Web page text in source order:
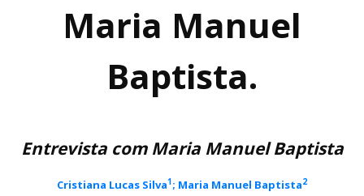
Maria Manuel
Baptista.
Entrevista com Maria Manuel Baptista
Cristiana Lucas Silva1; Maria Manuel Baptista2